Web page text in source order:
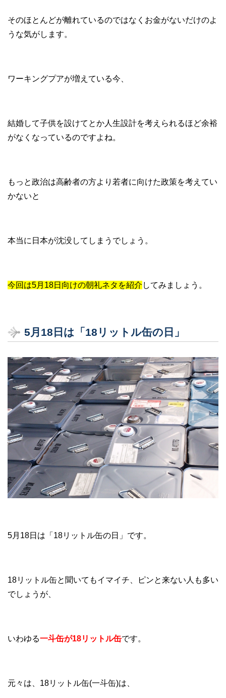
そのほとんどが離れているのではなくお金がないだけのよ
うな気がします。
ワーキングプアが増えている今、
結婚して子供を設けてとか人生設計を考えられるほど余裕
がなくなっているのですよね。
もっと政治は高齢者の方より若者に向けた政策を考えてい
かないと
本当に日本が沈没してしまうでしょう。
今回は5月18日向けの朝礼ネタを紹介 してみましょう。
5月18日は「18リットル缶の日」
5月18日は「18リットル缶の日」です。
18リットル缶と聞いてもイマイチ、ピンと来ない人も多い
でしょうが、
いわゆる一斗缶が18リットル缶です。
元々は、18リットル缶(一斗缶)は、